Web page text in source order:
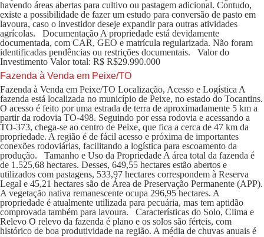
havendo áreas abertas para cultivo ou pastagem adicional. Contudo,
existe a possibilidade de fazer um estudo para conversão de pasto em
lavoura, caso o investidor deseje expandir para outras atividades
agrícolas. Documentação A propriedade está devidamente
documentada, com CAR, GEO e matrícula regularizada. Não foram
identificadas pendências ou restrições documentais. Valor do
Investimento Valor total: R$ R$29.990.000
Fazenda à Venda em Peixe/TO
Fazenda à Venda em Peixe/TO Localização, Acesso e Logística A
fazenda está localizada no município de Peixe, no estado do Tocantins.
O acesso é feito por uma estrada de terra de aproximadamente 5 km a
partir da rodovia TO-498. Seguindo por essa rodovia e acessando a
TO-373, chega-se ao centro de Peixe, que fica a cerca de 47 km da
propriedade. A região é de fácil acesso e próxima de importantes
conexões rodoviárias, facilitando a logística para escoamento da
produção. Tamanho e Uso da Propriedade A área total da fazenda é
de 1.525,68 hectares. Desses, 649,55 hectares estão abertos e
utilizados com pastagens, 533,97 hectares correspondem à Reserva
Legal e 45,21 hectares são de Área de Preservação Permanente (APP).
A vegetação nativa remanescente ocupa 296,95 hectares. A
propriedade é atualmente utilizada para pecuária, mas tem aptidão
comprovada também para lavoura. Características do Solo, Clima e
Relevo O relevo da fazenda é plano e os solos são férteis, com
histórico de boa produtividade na região. A média de chuvas anuais é